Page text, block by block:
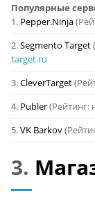
Популярные
1. Pepper.Ninja(
2.Segmento Target(
target.ru
3.CleverTarget(
4. Publer(Рейтинг:
5.VK Barkov(
3.